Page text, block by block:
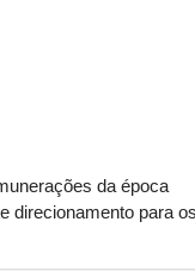
da época
direcionamento para os